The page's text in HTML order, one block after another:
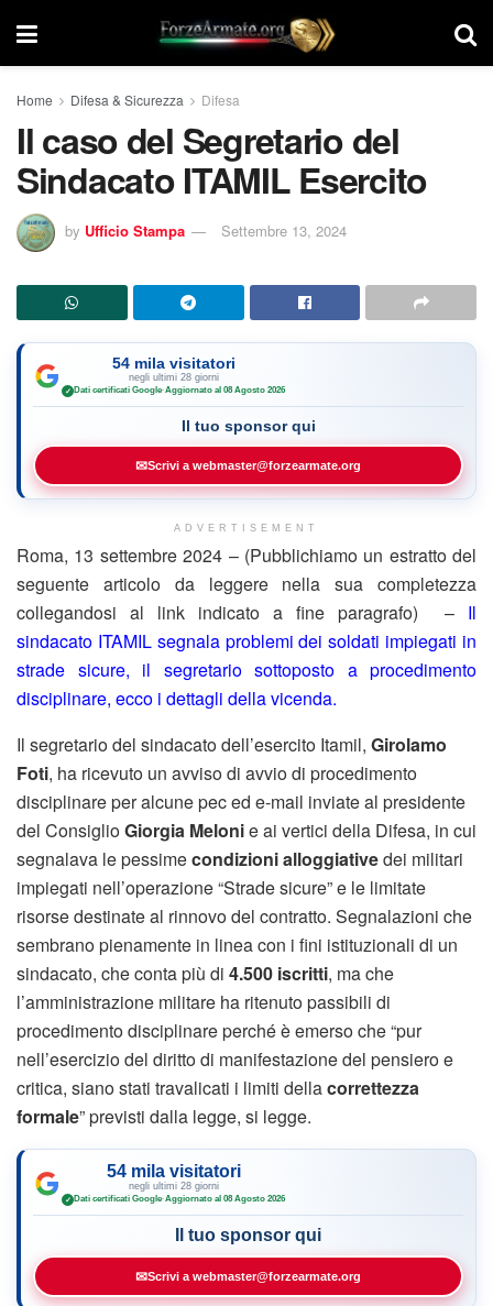
Home Difesa & Sicurezza Difesa
Il caso del Segretario del
Sindacato ITAMIL Esercito
by Ufficio Stampa Settembre 13, 2024
54 mila visitatori
negli ultimi 28 giorni
✓ Dati certificati Google·Aggiornato al 08 Agosto 2026
Il tuo sponsor qui
✉Scrivi a webmaster@forzearmate.org
ADVERTISEMENT
Roma, 13 settembre 2024 – (Pubblichiamo un estratto del
seguente articolo da leggere nella sua completezza
collegandosi al link indicato a fine paragrafo) – Il
sindacato ITAMIL segnala problemi dei soldati impiegati in
strade sicure, il segretario sottoposto a procedimento
disciplinare, ecco i dettagli della vicenda.
Il segretario del sindacato dell’esercito Itamil, Girolamo
Foti, ha ricevuto un avviso di avvio di procedimento
disciplinare per alcune pec ed e-mail inviate al presidente
del ConsiglioGiorgia Melonie ai vertici della Difesa, in cui
segnalava le pessimecondizioni alloggiativedei militari
impiegati nell’operazione “Strade sicure” e le limitate
risorse destinate al rinnovo del contratto. Segnalazioni che
sembrano pienamente in linea con i fini istituzionali di un
sindacato, che conta più di 4.500 iscritti, ma che
l’amministrazione militare ha ritenuto passibili di
procedimento disciplinare perché è emerso che “pur
nell’esercizio del diritto di manifestazione del pensiero e
critica, siano stati travalicati i limiti dellacorrettezza
formale” previsti dalla legge, si legge.
54 mila visitatori
negli ultimi 28 giorni
✓ Dati certificati Google·Aggiornato al 08 Agosto 2026
Il tuo sponsor qui
✉Scrivi a webmaster@forzearmate.org